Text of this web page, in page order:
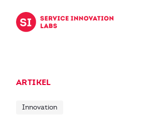
ARTIKEL
Innovation